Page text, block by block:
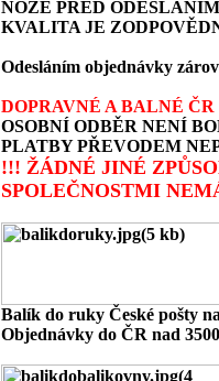
NOŽE PŘED
KVALITA JE
Odesláním objednávky
DOPRAVNÉ A BALNÉ ČR
OSOBNÍ ODBĚR NENÍ
PLATBY PŘEVODEM
!!! ŽÁDNÉ JINÉ
SPOLEČNOSTMI
Balík do ruky České pošty
Objednávky do ČR nad